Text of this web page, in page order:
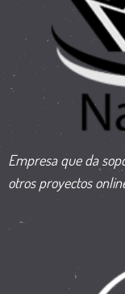
Empresa que da
otros proyectos